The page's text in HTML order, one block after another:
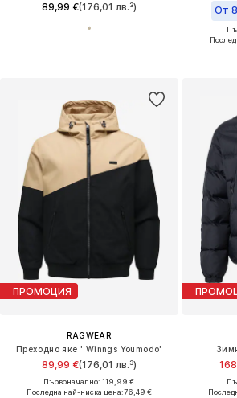
89,99 €(176,01 лв.³) От
ПРОМОЦИЯ
RAGWEAR
Преходно яке ' Winngs Youmodo'
89,99 €(176,01 лв.³)
Първоначално: 119,99 €
Последна най-ниска цена:76,49 €